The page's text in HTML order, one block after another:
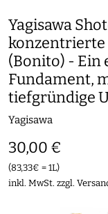
Yagisawa
konzentrierte
(Bonito) - Ein
Fundament,
tiefgründige
Yagisawa
30,00 €
(83,33€ = 1L)
inkl. MwSt. zzgl.